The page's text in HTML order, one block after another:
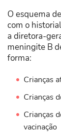
O esquema
com o
a diretora-
meningite B
forma:
Crianças
Crianças
Crianças
vacinação